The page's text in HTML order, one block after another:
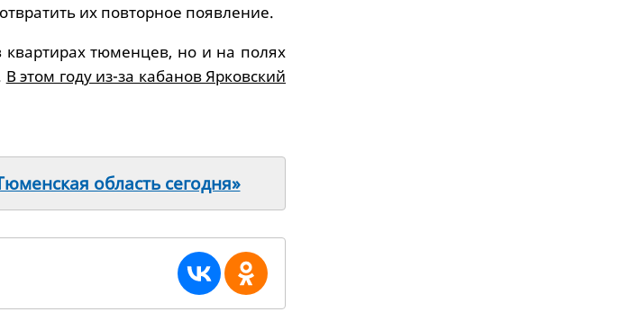
их повторное появление.
квартирах тюменцев, но и на полях
В этом году из-за кабанов Ярковский
область сегодня»